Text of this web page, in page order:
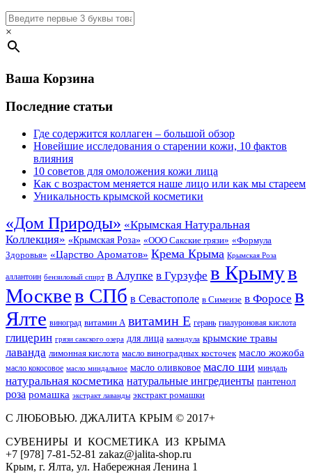
×
Ваша Корзина
Последние статьи
Где содержится коллаген – большой обзор
Новейшие исследования о старении кожи, 10 фактов
влияния
10 советов для омоложения кожи лица
Как с возрастом меняется наше лицо или как мы стареем
Уникальность крымской косметики
«Дом Природы» «Крымская Натуральная
Коллекция» «Крымская Роза» «ООО Сакские грязи» «Формула
Здоровья» «Царство Ароматов» Крема Крыма Крымская Роза
аллантоин бензиловый спирт в Алупке в Гурзуфе в Крымув
Москвев СПб в Севастополе в Симеизе в Форосе в
Ялте виноград витамин А витамин Е герань гиалуроновая кислота
глицерин грязи сакского озера для лица календула крымские травы
лаванда лимонная кислота масло виноградных косточек масло жожоба
масло кокосовое масло миндальное масло оливковое масло ши миндаль
натуральная косметика натуральные ингредиенты пантенол
роза ромашка экстракт лаванды экстракт ромашки
С ЛЮБОВЬЮ. ДЖАЛИТА КРЫМ © 2017+
СУВЕНИРЫ И КОСМЕТИКА ИЗ КРЫМА
+7 [978] 7-81-52-81 zakaz@jalita-shop.ru
Крым, г. Ялта, ул. Набережная Ленина 1